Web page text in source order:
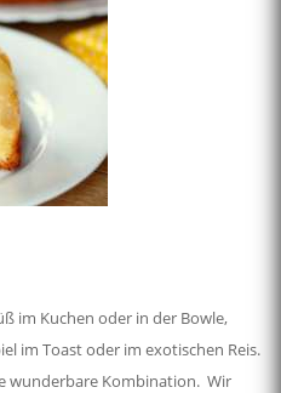
im Kuchen oder in der Bowle,
im Toast oder im exotischen Reis.
wunderbare Kombination. Wir